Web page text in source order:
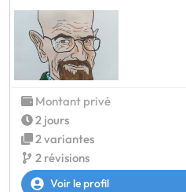
Montant privé
2 jours
2 variantes
2 révisions
Voir le profil